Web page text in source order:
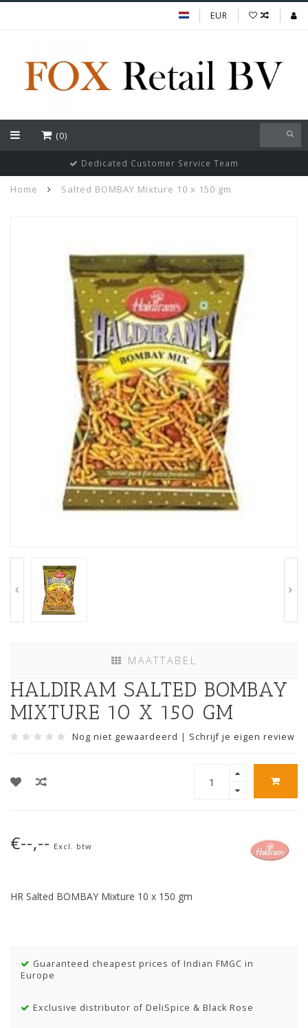
EUR
(0)
Dedicated Customer Service Team
Home Salted BOMBAY Mixture 10 x 150 gm
MAATTABEL
HALDIRAM SALTED BOMBAY
MIXTURE 10 X 150 GM
Nog niet gewaardeerd | Schrijf je eigen review
€--,-- Excl. btw
HR Salted BOMBAY Mixture 10 x 150 gm
Guaranteed cheapest prices of Indian FMGC in
Europe
Exclusive distributor of DeliSpice & Black Rose